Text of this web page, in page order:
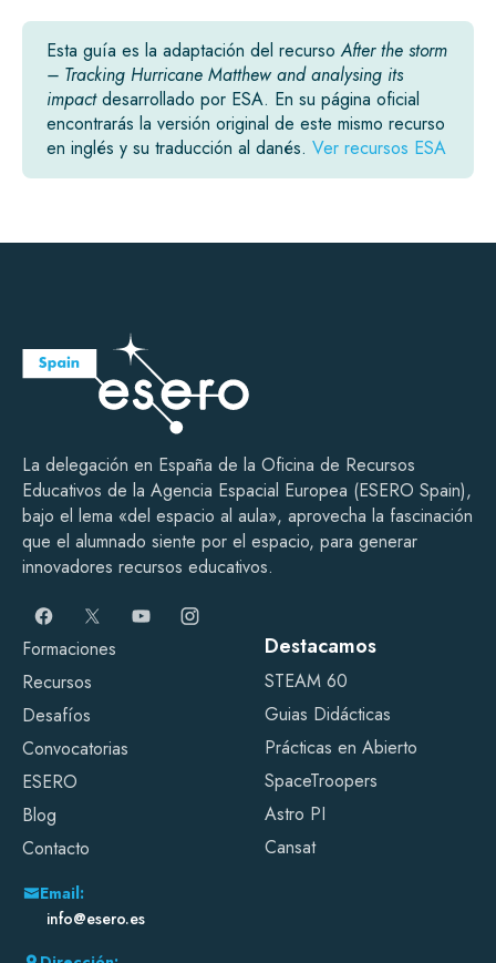
Esta guía es la adaptación del recursoAfter the storm
– Tracking Hurricane Matthew and analysing its
impactdesarrollado por ESA. En su página oficial
encontrarás la versión original de este mismo recurso
en inglés y su traducción al danés. Ver recursos ESA
La delegación en España de la Oficina de Recursos
Educativos de la Agencia Espacial Europea (ESERO Spain),
bajo el lema «del espacio al aula», aprovecha la fascinación
que el alumnado siente por el espacio, para generar
innovadores recursos educativos.
Formaciones
Recursos
Desafíos
Convocatorias
ESERO
Blog
Contacto
Destacamos
STEAM 60
Guias Didácticas
Prácticas en Abierto
SpaceTroopers
Astro PI
Cansat
Email:
info@esero.es